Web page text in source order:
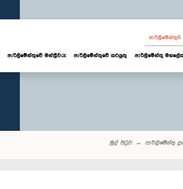
පාර්ලි‌මේන්තුවේ මන්ත්‍රීවරු පාර්ලිමේන්තුවේ කටයුතු පාර්ලිමේන්තු
මුල් පිටුව පාර්ලි‌මේන්තු‌